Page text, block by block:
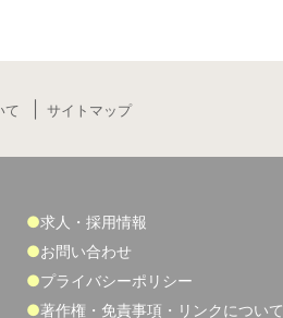
て サイトマップ
求人・採用情報
お問い合わせ
プライバシーポリシー
著作権・免責事項・リンクについて